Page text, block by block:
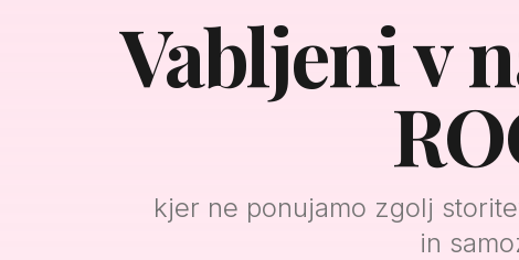
Vabljeni v
kjer ne ponujamo zgolj
in